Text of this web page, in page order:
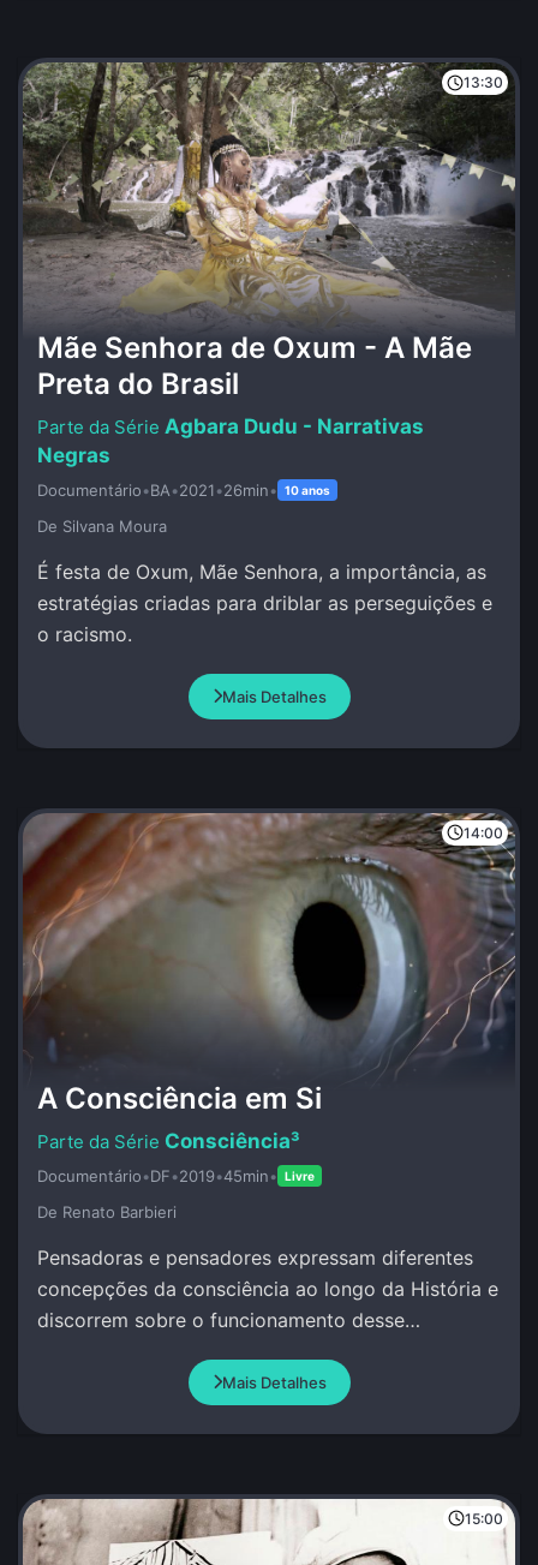
13:30
Mãe Senhora de Oxum - A Mãe
Preta do Brasil
Agbara Dudu - Narrativas
Negras
Documentário•BA•2021•26min• 10 anos
De Silvana Moura
É festa de Oxum, Mãe Senhora, a importância, as
estratégias criadas para driblar as perseguições e
o racismo.
Mais Detalhes
14:00
A Consciência em Si
Consciência³
Documentário•DF•2019•45min• Livre
De Renato Barbieri
Pensadoras e pensadores expressam diferentes
concepções da consciência ao longo da História e
discorrem sobre o funcionamento desse
Mais Detalhes
15:00